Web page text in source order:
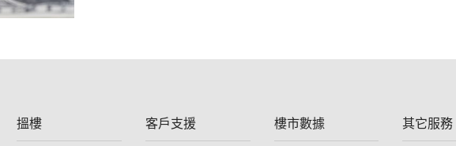
搵樓 客戶支援 樓市數據 其它服務